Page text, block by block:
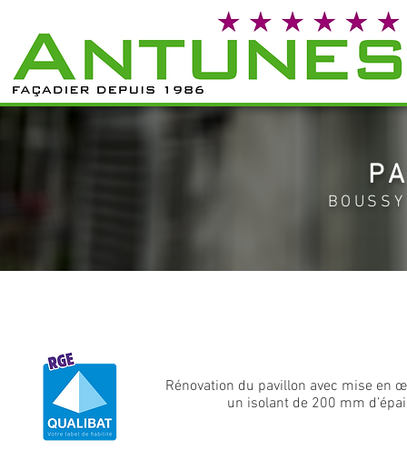
Rénovation du pavillon avec mise en
un isolant de 200 mm